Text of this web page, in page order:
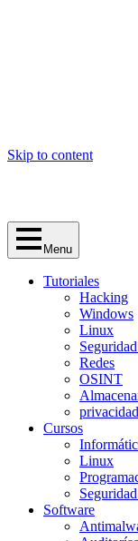
Skip to content
Menu
Tutoriales
Hacking
Windows
Linux
Redes
OSINT
privacidad
Cursos
Linux
Software